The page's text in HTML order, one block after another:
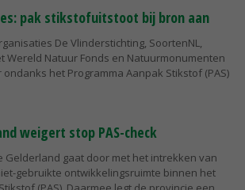
pak stikstofuitstoot bij bron aan
De Vlinderstichting, SoortenNL,
Wereld Natuur Fonds en Natuurmonumenten
het Programma Aanpak Stikstof (PAS)
weigert stop PAS-check
Gelderland gaat door met het intrekken van
gebruikte ontwikkelingsruimte binnen het